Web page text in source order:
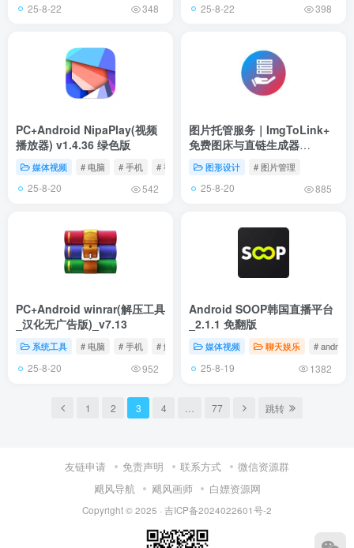
25-8-22 348 25-8-22 398
PC+Android NipaPlay(视频
播放器) v1.4.36 绿色版
媒体视频 # 电脑 # 手机 # 视频播放器
25-8-20 542
图片托管服务｜ImgToLink+
免费图床与直链生成器
（50MB上传｜永久存储｜全
球CDN）
图形设计 # 图片管理
25-8-20 885
PC+Android winrar(解压工具
_汉化无广告版)_v7.13
系统工具 # 电脑 # 手机 # 解压缩
25-8-20 952
Android SOOP韩国直播平台
_2.1.1 免翻版
媒体视频 聊天娱乐 # android
25-8-19 1382
1 2 3 4 77 跳转
友链申请 免责声明 联系方式
微信资源群
飓风导航
飓风画师 白嫖资源网
Copyright © 2025 · 吉ICP备2024022601号-2